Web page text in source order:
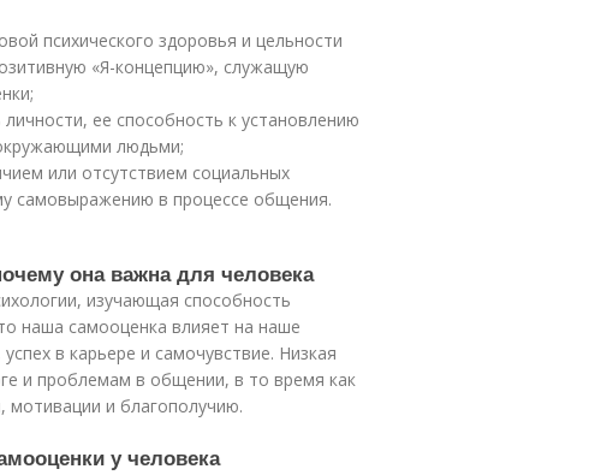
психического здоровья и цельности
«Я-концепцию», служащую
ее способность к установлению
людьми;
или отсутствием социальных
самовыражению в процессе общения.
она важна для человека
изучающая способность
наша самооценка влияет на наше
в карьере и самочувствие. Низкая
и проблемам в общении, в то время как
мотивации и благополучию.
у человека